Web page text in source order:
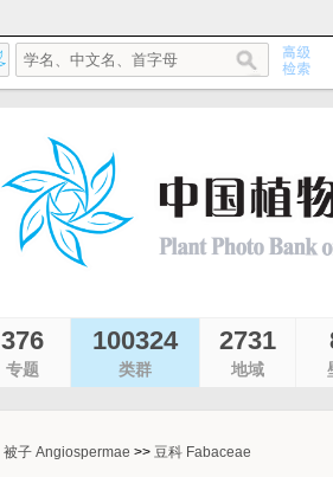
376
专题
100324
类群
2731
地域
被子 Angiospermae >> 豆科 Fabaceae